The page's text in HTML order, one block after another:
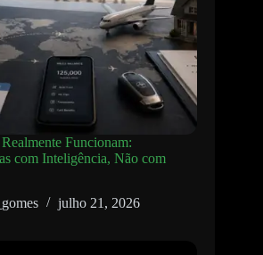
Funcionam:
com Inteligência, Não com
julho 21, 2026